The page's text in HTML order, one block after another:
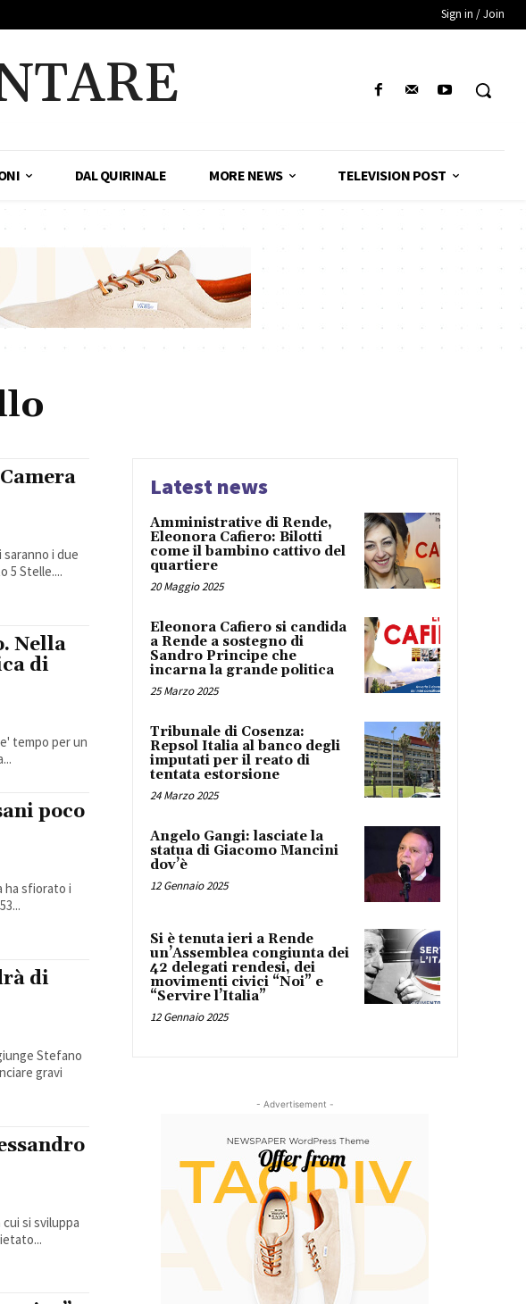
Sign in / Join
DAL QUIRINALE MORE NEWS TELEVISION POST
saranno i due
5 Stelle....
Nella
di
tempo per un
poco
ha sfiorato i
di
Stefano
gravi
si sviluppa
Latest news
Amministrative di Rende,
Eleonora Cafiero: Bilotti
come il bambino cattivo del
quartiere
20 Maggio 2025
Eleonora Cafiero si candida
a Rende a sostegno di
Sandro Principe che
incarna la grande politica
25 Marzo 2025
Tribunale di Cosenza:
Repsol Italia al banco degli
imputati per il reato di
tentata estorsione
24 Marzo 2025
Angelo Gangi: lasciate la
statua di Giacomo Mancini
dov’è
12 Gennaio 2025
Si è tenuta ieri a Rende
un’Assemblea congiunta dei
42 delegati rendesi, dei
movimenti civici “Noi” e
“Servire l’Italia”
12 Gennaio 2025
- Advertisement -